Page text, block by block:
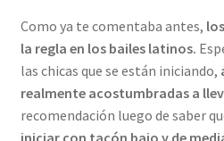
Como ya te comentaba antes,
la regla en los bailes latinos.
las chicas que se están iniciando,
realmente acostumbradas a
recomendación luego de saber
iniciar con tacón bajo y de